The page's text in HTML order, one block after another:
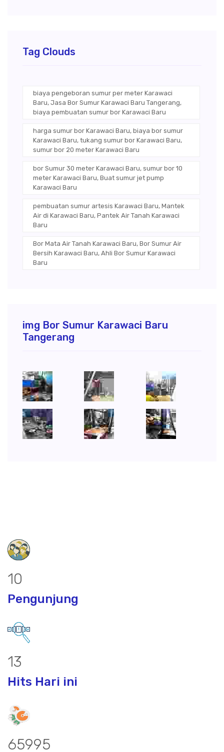
Tag Clouds
biaya pengeboran sumur per meter Karawaci
Baru, Jasa Bor Sumur Karawaci Baru Tangerang,
biaya pembuatan sumur bor Karawaci Baru
harga sumur bor Karawaci Baru, biaya bor sumur
Karawaci Baru, tukang sumur bor Karawaci Baru,
sumur bor 20 meter Karawaci Baru
bor Sumur 30 meter Karawaci Baru, sumur bor 10
meter Karawaci Baru, Buat sumur jet pump
Karawaci Baru
pembuatan sumur artesis Karawaci Baru, Mantek
Air di Karawaci Baru, Pantek Air Tanah Karawaci
Baru
Bor Mata Air Tanah Karawaci Baru, Bor Sumur Air
Bersih Karawaci Baru, Ahli Bor Sumur Karawaci
Baru
img Bor Sumur Karawaci Baru
Tangerang
13
Pengunjung
17
Hits Hari ini
87377